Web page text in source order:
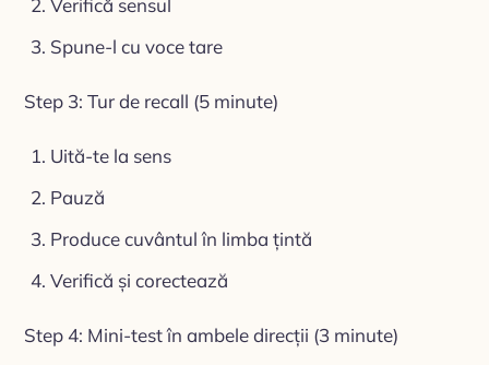
Spune-l cu voce tare
Step 3: Tur de recall (5 minute)
Uită-te la sens
Pauză
Produce cuvântul în limba țintă
Verifică și corectează
Step 4: Mini-test în ambele direcții (3 minute)